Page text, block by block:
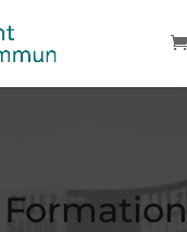
Formation